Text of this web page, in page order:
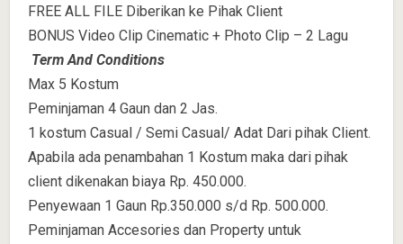
FREE ALL FILE Diberikan ke Pihak Client
BONUS Video Clip Cinematic + Photo Clip – 2 Lagu
Term And Conditions
Max 5 Kostum
Peminjaman 4 Gaun dan 2 Jas.
1 kostum Casual / Semi Casual/ Adat Dari pihak Client.
Apabila ada penambahan 1 Kostum maka dari pihak
client dikenakan biaya Rp. 450.000.
Penyewaan 1 Gaun Rp.350.000 s/d Rp. 500.000.
Peminjaman Accesories dan Property untuk